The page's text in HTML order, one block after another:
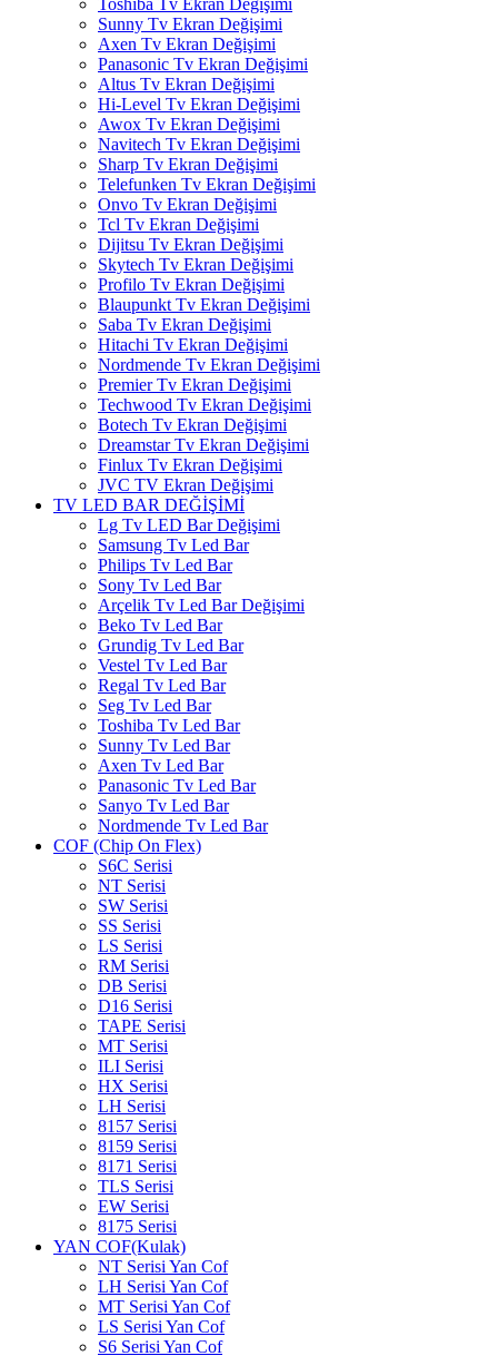
Toshiba Tv Ekran Değişimi
Sunny Tv Ekran Değişimi
Axen Tv Ekran Değişimi
Panasonic Tv Ekran Değişimi
Altus Tv Ekran Değişimi
Hi-Level Tv Ekran Değişimi
Awox Tv Ekran Değişimi
Navitech Tv Ekran Değişimi
Sharp Tv Ekran Değişimi
Telefunken Tv Ekran Değişimi
Onvo Tv Ekran Değişimi
Tcl Tv Ekran Değişimi
Dijitsu Tv Ekran Değişimi
Skytech Tv Ekran Değişimi
Profilo Tv Ekran Değişimi
Blaupunkt Tv Ekran Değişimi
Saba Tv Ekran Değişimi
Hitachi Tv Ekran Değişimi
Nordmende Tv Ekran Değişimi
Premier Tv Ekran Değişimi
Techwood Tv Ekran Değişimi
Botech Tv Ekran Değişimi
Dreamstar Tv Ekran Değişimi
Finlux Tv Ekran Değişimi
JVC TV Ekran Değişimi
TV LED BAR DEĞİŞİMİ
Lg Tv LED Bar Değişimi
Samsung Tv Led Bar
Philips Tv Led Bar
Sony Tv Led Bar
Arçelik Tv Led Bar Değişimi
Beko Tv Led Bar
Grundig Tv Led Bar
Vestel Tv Led Bar
Regal Tv Led Bar
Seg Tv Led Bar
Toshiba Tv Led Bar
Sunny Tv Led Bar
Axen Tv Led Bar
Panasonic Tv Led Bar
Sanyo Tv Led Bar
Nordmende Tv Led Bar
COF (Chip On Flex)
S6C Serisi
NT Serisi
SW Serisi
SS Serisi
LS Serisi
RM Serisi
DB Serisi
D16 Serisi
TAPE Serisi
MT Serisi
ILI Serisi
HX Serisi
LH Serisi
8157 Serisi
8159 Serisi
8171 Serisi
TLS Serisi
EW Serisi
8175 Serisi
YAN COF(Kulak)
NT Serisi Yan Cof
LH Serisi Yan Cof
MT Serisi Yan Cof
LS Serisi Yan Cof
S6 Serisi Yan Cof